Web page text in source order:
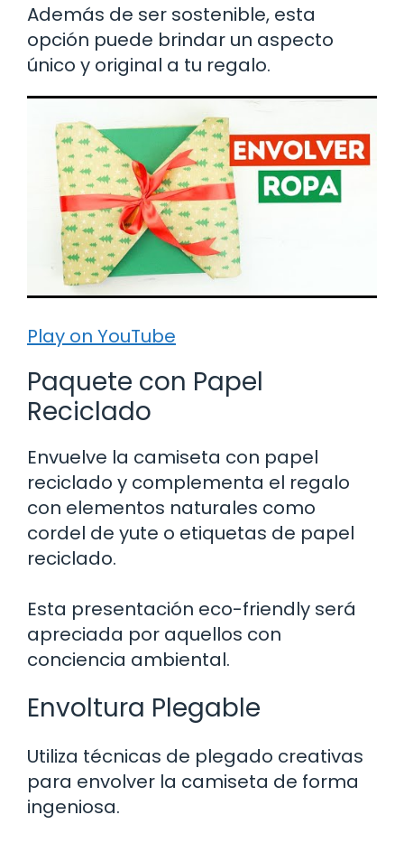
Además de ser sostenible, esta
opción puede brindar un aspecto
único y original a tu regalo.
Play on YouTube
Paquete con Papel
Reciclado
Envuelve la camiseta con papel
reciclado y complementa el regalo
con elementos naturales como
cordel de yute o etiquetas de papel
reciclado.
Esta presentación eco-friendly será
apreciada por aquellos con
conciencia ambiental.
Envoltura Plegable
Utiliza técnicas de plegado creativas
para envolver la camiseta de forma
ingeniosa.